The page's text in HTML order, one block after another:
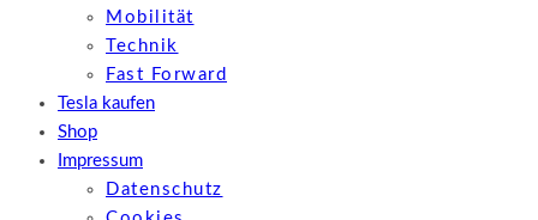
Mobilität
Technik
Fast Forward
Tesla kaufen
Shop
Impressum
Datenschutz